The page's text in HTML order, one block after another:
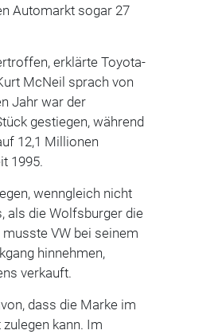
Automarkt sogar 27
erklärte Toyota-
McNeil sprach von
Jahr war der
gestiegen, während
12,1 Millionen
1995.
wenngleich nicht
als die Wolfsburger die
VW bei seinem
hinnehmen,
verkauft.
dass die Marke im
kann. Im